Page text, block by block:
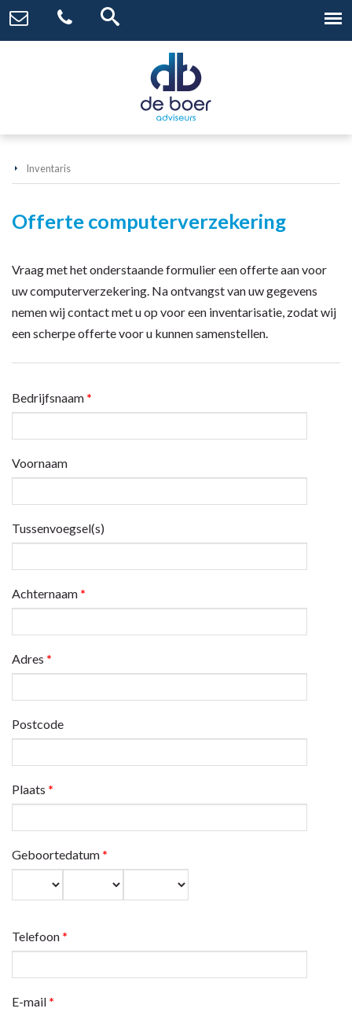
Inventaris
Offerte computerverzekering
Vraag met het onderstaande formulier een offerte aan voor
uw computerverzekering. Na ontvangst van uw gegevens
nemen wij contact met u op voor een inventarisatie, zodat wij
een scherpe offerte voor u kunnen samenstellen.
Bedrijfsnaam *
Voornaam
Tussenvoegsel(s)
Achternaam *
Adres *
Postcode
Plaats *
Geboortedatum *
Telefoon *
E-mail *